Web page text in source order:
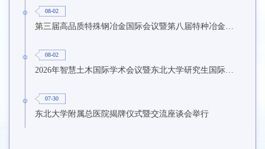
08-02
08-02
2026年智慧土木国际学术会议暨东北大学研究生国际暑期学校第九期在东北大学召开
07-30
东北大学附属总医院揭牌仪式暨交流座谈会举行